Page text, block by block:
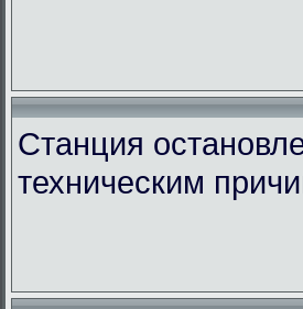
Станция
техническим